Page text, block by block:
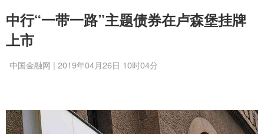
中行“一带一路”主题债券在卢森堡挂牌
上市
中国金融网 | 2019年04月26日 10时04分